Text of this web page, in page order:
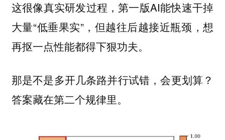
这很像真实研发过程，第一版AI能快速干掉
大量“低垂果实”，但越往后越接近瓶颈，想
再抠一点性能都得下狠功夫。
那是不是多开几条路并行试错，会更划算？
答案藏在第二个规律里。